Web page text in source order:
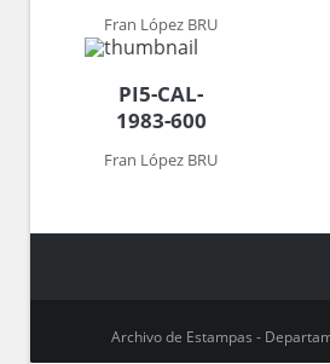
Fran López BRU
PI5-CAL-
1983-600
Fran López BRU
Archivo de Estampas -